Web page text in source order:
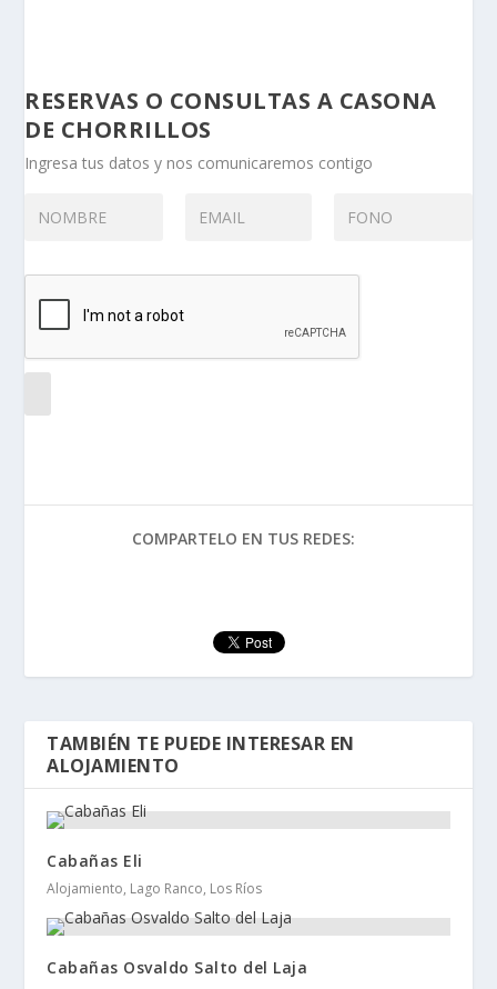
RESERVAS O CONSULTAS A CASONA
DE CHORRILLOS
Ingresa tus datos y nos comunicaremos contigo
COMPARTELO EN TUS REDES:
TAMBIÉN TE PUEDE INTERESAR EN
ALOJAMIENTO
Cabañas Eli
Alojamiento, Lago Ranco, Los Ríos
Cabañas Osvaldo Salto del Laja